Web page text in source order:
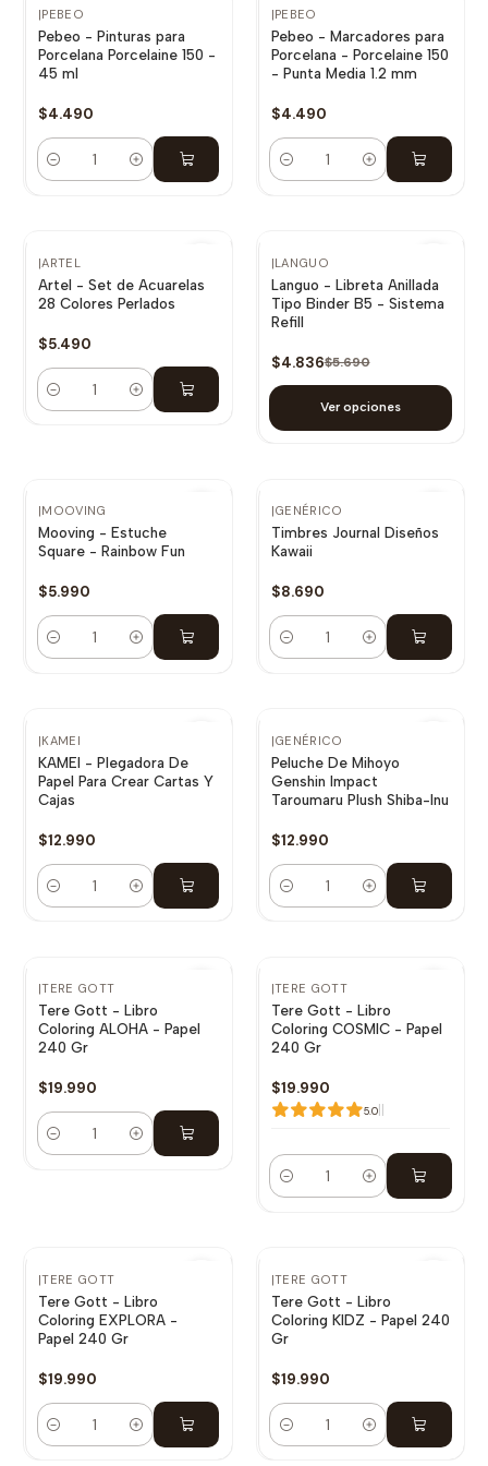
|PEBEO
Pebeo - Pinturas para
Porcelana Porcelaine 150 -
45 ml
$4.490
Cantidad
|PEBEO
Pebeo - Marcadores para
Porcelana - Porcelaine 150
- Punta Media 1.2 mm
$4.490
Cantidad
|ARTEL
Artel - Set de Acuarelas
28 Colores Perlados
$5.490
Cantidad
-15% OFF
|LANGUO
Languo - Libreta Anillada
Tipo Binder B5 - Sistema
Refill
$4.836$5.690
Ver opciones
|MOOVING
Mooving - Estuche
Square - Rainbow Fun
$5.990
Cantidad
|GENÉRICO
Timbres Journal Diseños
Kawaii
$8.690
Cantidad
|KAMEI
KAMEI - Plegadora De
Papel Para Crear Cartas Y
Cajas
$12.990
Cantidad
|GENÉRICO
Peluche De Mihoyo
Genshin Impact
Taroumaru Plush Shiba-Inu
$12.990
Cantidad
|TERE GOTT
Tere Gott - Libro
Coloring ALOHA - Papel
240 Gr
$19.990
Cantidad
|TERE GOTT
Tere Gott - Libro
Coloring COSMIC - Papel
240 Gr
$19.990
5.0||
Cantidad
|TERE GOTT
Tere Gott - Libro
Coloring EXPLORA -
Papel 240 Gr
$19.990
Cantidad
|TERE GOTT
Tere Gott - Libro
Coloring KIDZ - Papel 240
Gr
$19.990
Cantidad